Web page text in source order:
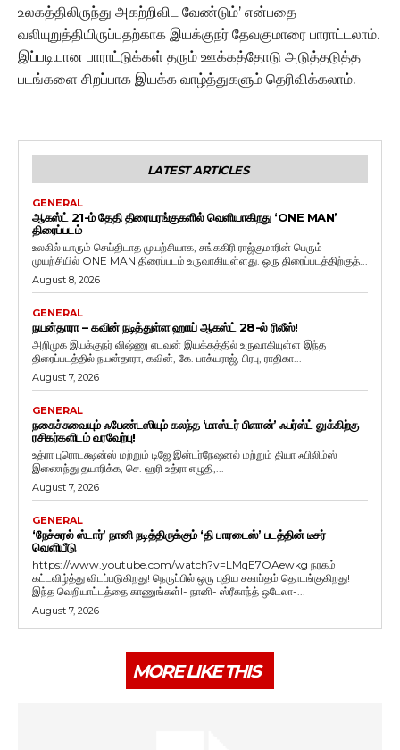
உலகத்திலிருந்து அகற்றிவிட வேண்டும்’ என்பதை
வலியுறுத்தியிருப்பதற்காக இயக்குநர் தேவகுமாரை பாராட்டலாம்.
இப்படியான பாராட்டுக்கள் தரும் ஊக்கத்தோடு அடுத்தடுத்த
படங்களை சிறப்பாக இயக்க வாழ்த்துகளும் தெரிவிக்கலாம்.
LATEST ARTICLES
GENERAL
ஆகஸ்ட் 21-ம் தேதி திரையரங்குகளில் வெளியாகிறது ‘ONE MAN’
திரைப்படம்
உலகில் யாரும் செய்திடாத முயற்சியாக, சங்ககிரி ராஜ்குமாரின் பெரும்
முயற்சியில் ONE MAN திரைப்படம் உருவாகியுள்ளது. ஒரு திரைப்படத்திற்குத்...
August 8, 2026
GENERAL
நயன்தாரா – கவின் நடித்துள்ள ஹாய் ஆகஸ்ட் 28-ல் ரிலீஸ்!
அறிமுக இயக்குநர் விஷ்ணு எடவன் இயக்கத்தில் உருவாகியுள்ள இந்த
திரைப்படத்தில் நயன்தாரா, கவின், கே. பாக்யராஜ், பிரபு, ராதிகா...
August 7, 2026
GENERAL
நகைச்சுவையும் ஃபேண்டஸியும் கலந்த ‘மாஸ்டர் பிளான்’ ஃபர்ஸ்ட் லுக்கிற்கு
ரசிகர்களிடம் வரவேற்பு!
உத்ரா புரொடக்ஷன்ஸ் மற்றும் டிஜே இன்டர்நேஷனல் மற்றும் தியா ஃபிலிம்ஸ்
இணைந்து தயாரிக்க, செ. ஹரி உத்ரா எழுதி,...
August 7, 2026
GENERAL
‘நேச்சுரல் ஸ்டார்’ நானி நடித்திருக்கும் ‘தி பாரடைஸ்’ படத்தின் டீசர்
வெளியீடு
https://www.youtube.com/watch?v=LMqE7OAewkg நரகம்
கட்டவிழ்த்து விடப்படுகிறது! நெருப்பில் ஒரு புதிய சகாப்தம் தொடங்குகிறது!
இந்த வெறியாட்டத்தை காணுங்கள்!- நானி- ஸ்ரீகாந்த் ஒடேலா-...
August 7, 2026
MORE LIKE THIS